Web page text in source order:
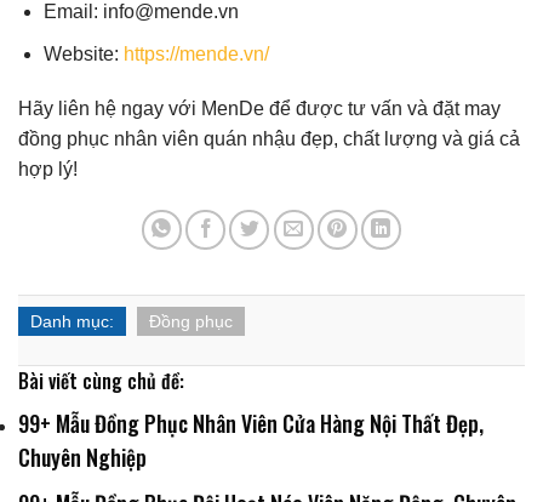
Email: info@mende.vn
Website: https://mende.vn/
Hãy liên hệ ngay với MenDe để được tư vấn và đặt may
đồng phục nhân viên quán nhậu đẹp, chất lượng và giá cả
hợp lý!
Danh mục: Đồng phục
Bài viết cùng chủ đề:
99+ Mẫu Đồng Phục Nhân Viên Cửa Hàng Nội Thất Đẹp,
Chuyên Nghiệp